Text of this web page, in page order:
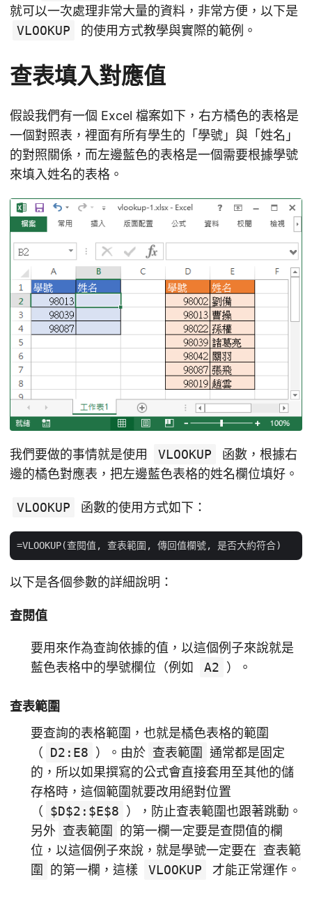
就可以一次處理非常大量的資料，非常方便，以下是
VLOOKUP
的使用方式教學與實際的範例。
查表填入對應值
假設我們有一個 Excel 檔案如下，右方橘色的表格是
一個對照表，裡面有所有學生的「學號」與「姓名」
的對照關係，而左邊藍色的表格是一個需要根據學號
來填入姓名的表格。
我們要做的事情就是使用 VLOOKUP
函數，根據右
邊的橘色對應表，把左邊藍色表格的姓名欄位填好。
VLOOKUP 函數的使用方式如下：
以下是各個參數的詳細說明：
查閱值
要用來作為查詢依據的值，以這個例子來說就是
藍色表格中的學號欄位（例如
A2 ）。
查表範圍
要查詢的表格範圍，也就是橘色表格的範圍
（ D2:E8 ）。由於 查表範圍
通常都是固定
的，所以如果撰寫的公式會直接套用至其他的儲
存格時，這個範圍就要改用絕對位置
（ $D$2:$E$8 ），防止查表範圍也跟著跳動。
另外 查表範圍
的第一欄一定要是查閱值的欄
位，以這個例子來說，就是學號一定要在 查表範
圍
的第一欄，這樣 VLOOKUP 才能正常運作。